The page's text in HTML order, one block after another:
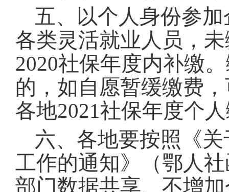
五、以个人身份参
各类灵活就业人员，
2020社保年度内补缴
的，如自愿暂缓缴费
各地2021社保年度个
六、各地要按照《
工作的通知》（鄂人
部门数据共享、不增